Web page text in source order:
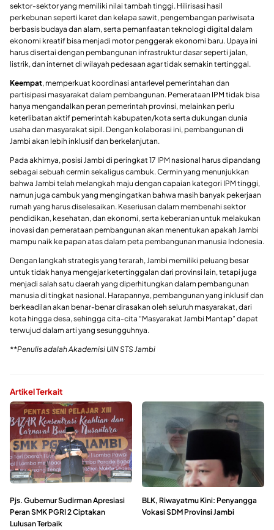
sektor-sektor yang memiliki nilai tambah tinggi. Hilirisasi hasil
perkebunan seperti karet dan kelapa sawit, pengembangan pariwisata
berbasis budaya dan alam, serta pemanfaatan teknologi digital dalam
ekonomi kreatif bisa menjadi motor penggerak ekonomi baru. Upaya ini
harus disertai dengan pembangunan infrastruktur dasar seperti jalan,
listrik, dan internet di wilayah pedesaan agar tidak semakin tertinggal.
Keempat, memperkuat koordinasi antarlevel pemerintahan dan
partisipasi masyarakat dalam pembangunan. Pemerataan IPM tidak bisa
hanya mengandalkan peran pemerintah provinsi, melainkan perlu
keterlibatan aktif pemerintah kabupaten/kota serta dukungan dunia
usaha dan masyarakat sipil. Dengan kolaborasi ini, pembangunan di
Jambi akan lebih inklusif dan berkelanjutan.
Pada akhirnya, posisi Jambi di peringkat 17 IPM nasional harus dipandang
sebagai sebuah cermin sekaligus cambuk. Cermin yang menunjukkan
bahwa Jambi telah melangkah maju dengan capaian kategori IPM tinggi,
namun juga cambuk yang mengingatkan bahwa masih banyak pekerjaan
rumah yang harus diselesaikan. Keseriusan dalam membenahi sektor
pendidikan, kesehatan, dan ekonomi, serta keberanian untuk melakukan
inovasi dan pemerataan pembangunan akan menentukan apakah Jambi
mampu naik ke papan atas dalam peta pembangunan manusia Indonesia.
Dengan langkah strategis yang terarah, Jambi memiliki peluang besar
untuk tidak hanya mengejar ketertinggalan dari provinsi lain, tetapi juga
menjadi salah satu daerah yang diperhitungkan dalam pembangunan
manusia di tingkat nasional. Harapannya, pembangunan yang inklusif dan
berkeadilan akan benar-benar dirasakan oleh seluruh masyarakat, dari
kota hingga desa, sehingga cita-cita “Masyarakat Jambi Mantap” dapat
terwujud dalam arti yang sesungguhnya.
**Penulis adalah Akademisi UIN STS Jambi
Artikel Terkait
Pjs. Gubernur Sudirman Apresiasi
Peran SMK PGRI 2 Ciptakan
Lulusan Terbaik
BLK, Riwayatmu Kini: Penyangga
Vokasi SDM Provinsi Jambi